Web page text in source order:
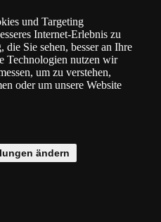
Fragen
und Targeting
Internet-Erlebnis zu
Sie sehen, besser an Ihre
Technologien nutzen wir
um zu verstehen,
oder um unsere Website
ändern